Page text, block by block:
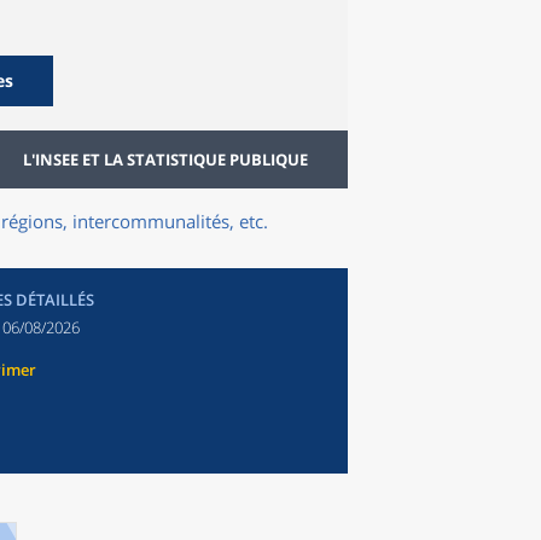
L'INSEE ET LA STATISTIQUE PUBLIQUE
intercommunalités, etc.
DÉTAILLÉS
06/08/2026